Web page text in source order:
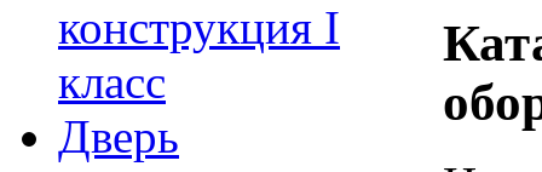
конструкция I
класс
Дверь